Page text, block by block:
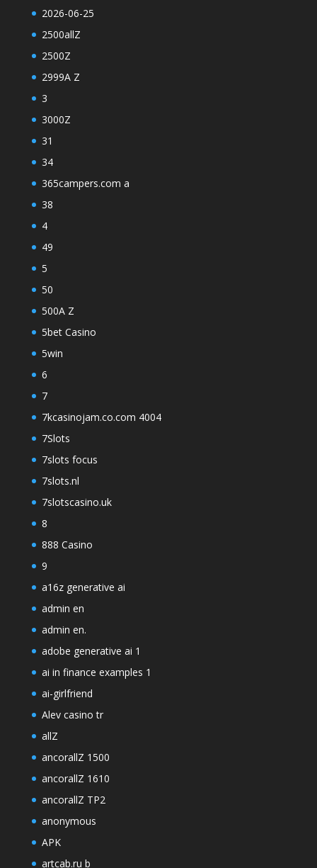
2026-06-25
2500allZ
2500Z
2999A Z
3
3000Z
31
34
365campers.com a
38
4
49
5
50
500A Z
5bet Casino
5win
6
7
7kcasinojam.co.com 4004
7Slots
7slots focus
7slots.nl
7slotscasino.uk
8
888 Casino
9
a16z generative ai
admin en
admin en.
adobe generative ai 1
ai in finance examples 1
ai-girlfriend
Alev casino tr
allZ
ancorallZ 1500
ancorallZ 1610
ancorallZ TP2
anonymous
APK
artcab.ru b